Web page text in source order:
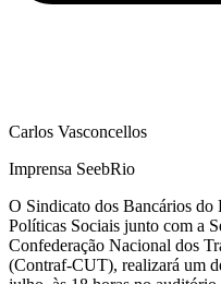
Carlos Vasconcellos
Imprensa SeebRio
O Sindicato dos Bancários do
Políticas Sociais junto com a
Confederação Nacional dos
(Contraf-CUT), realizará um